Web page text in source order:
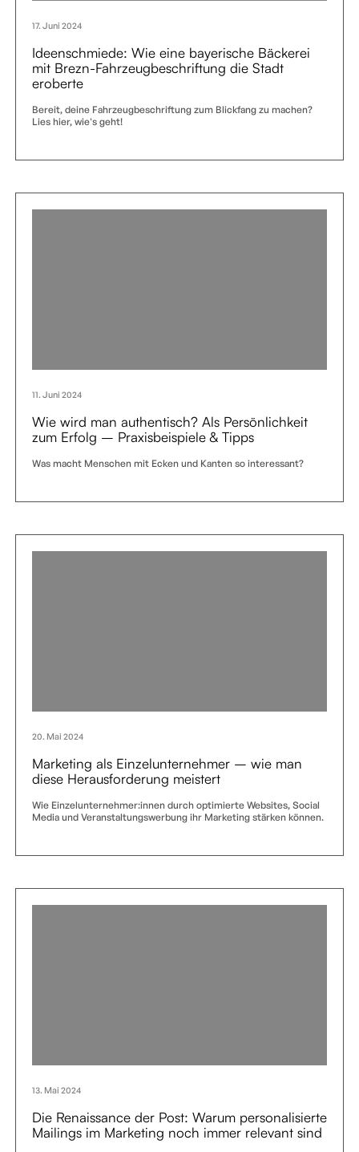
17. Juni 2024
Ideenschmiede: Wie eine bayerische Bäckerei
mit Brezn-Fahrzeugbeschriftung die Stadt
eroberte
Bereit, deine Fahrzeugbeschriftung zum Blickfang zu machen?
Lies hier, wie's geht!
11. Juni 2024
Wie wird man authentisch? Als Persönlichkeit
zum Erfolg – Praxisbeispiele & Tipps
Was macht Menschen mit Ecken und Kanten so interessant?
20. Mai 2024
Marketing als Einzelunternehmer – wie man
diese Herausforderung meistert
Wie Einzelunternehmer:innen durch optimierte Websites, Social
Media und Veranstaltungswerbung ihr Marketing stärken können.
13. Mai 2024
Die Renaissance der Post: Warum personalisierte
Mailings im Marketing noch immer relevant sind